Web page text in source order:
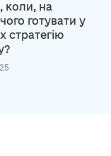
коли, на
чого готувати у
стратегію